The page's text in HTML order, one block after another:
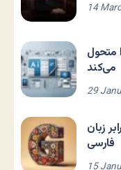
14
متحول
می‌کند
29
زبان
فارسی